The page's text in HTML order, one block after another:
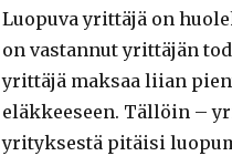
Luopuva yrittäjä on
on vastannut yrittäjän
yrittäjä maksaa liian
eläkkeeseen. Tällöin –
yrityksestä pitäisi